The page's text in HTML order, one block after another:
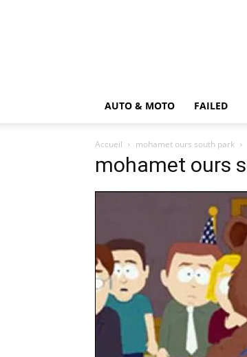
AUTO & MOTO FAILED
Accueil mohamet ours south park
mohamet ours